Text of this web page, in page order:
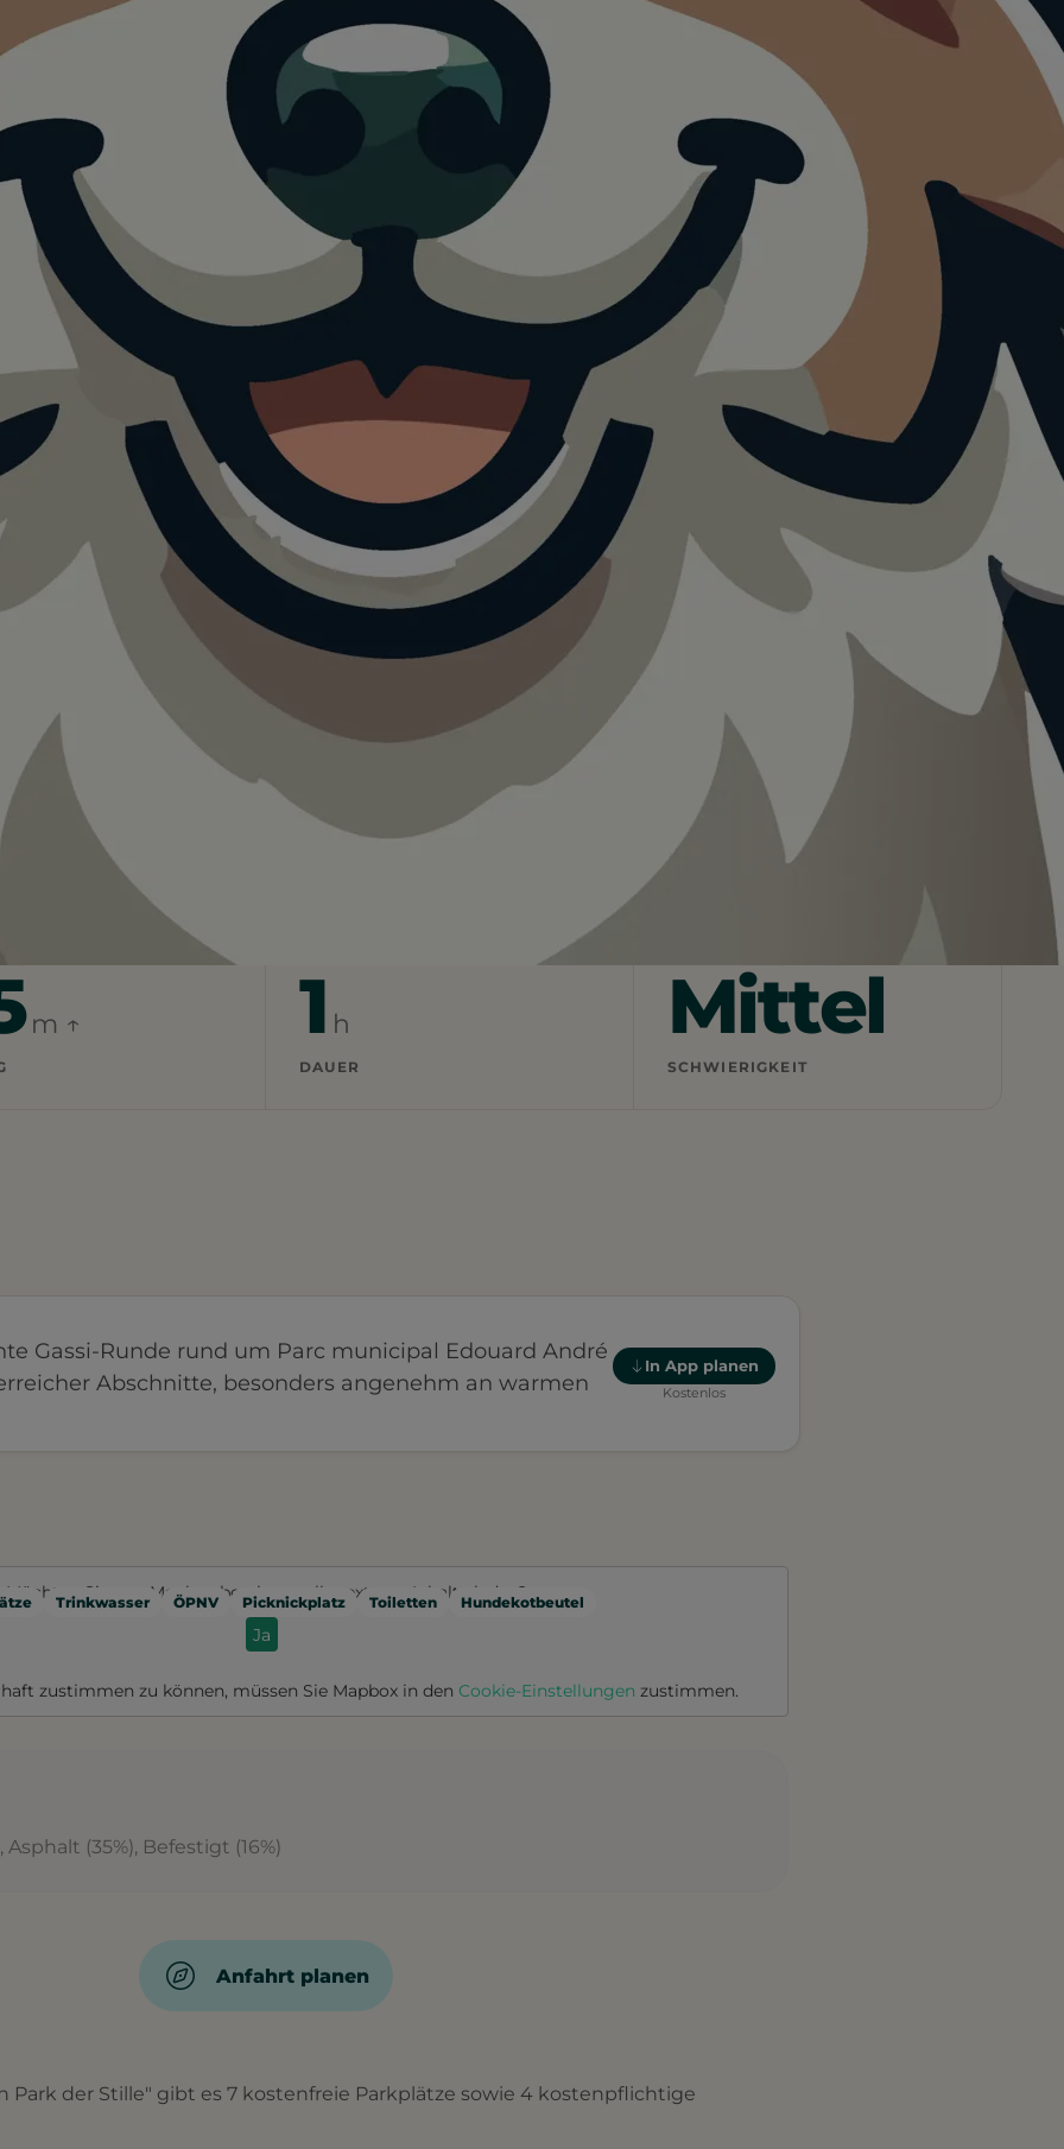
Cayambe at lb.wikipedia CC BY-SA 3.0 lu
In App speichern
Park der
Durch den Park der Stille
für Durch den Park der Stille.
anstrengend. Lieber früh morgens oder abends
m ↑ 1 h
DAUER
Mittel
SCHWIERIGKEIT
Gassi-Runde rund um Parc municipal Edouard André
Abschnitte, besonders angenehm an warmen
In App planen
Kostenlos
Trinkwasser ÖPNV Picknickplatz Toiletten Hundekotbeutel
Möchten Sie von Mapbox bereitgestellte externe Inhalte laden?
Ja
zustimmen zu können, müssen Sie Mapbox in den Cookie-Einstellungen zustimmen.
(35%), Befestigt (16%)
Anfahrt planen
Park der Stille" gibt es 7 kostenfreie Parkplätze sowie 4 kostenpflichtige